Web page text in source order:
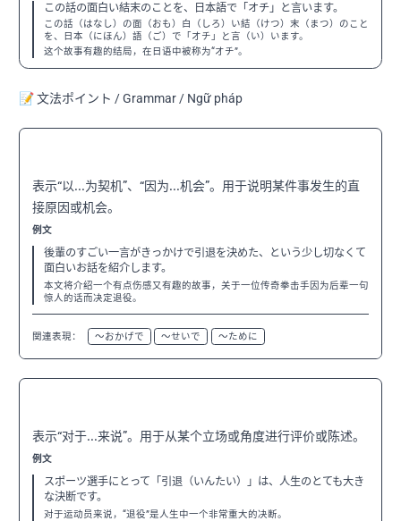
この話の面白い結末のことを、日本語で「オチ」と言います。
この話（はなし）の面（おも）白（しろ）い結（けつ）末（まつ）のこと
を、日本（にほん）語（ご）で「オチ」と言（い）います。
这个故事有趣的结局，在日语中被称为“オチ”。
📝 文法ポイント / Grammar / Ngữ pháp
表示“以...为契机”、“因为...机会”。用于说明某件事发生的直
接原因或机会。
例文
後輩のすごい一言がきっかけで引退を決めた、という少し切なくて
面白いお話を紹介します。
本文将介绍一个有点伤感又有趣的故事，关于一位传奇拳击手因为后辈一句
惊人的话而决定退役。
関連表現： 〜おかげで 〜せいで 〜ために
表示“对于...来说”。用于从某个立场或角度进行评价或陈述。
例文
スポーツ選手にとって「引退（いんたい）」は、人生のとても大き
な決断です。
对于运动员来说，“退役”是人生中一个非常重大的决断。